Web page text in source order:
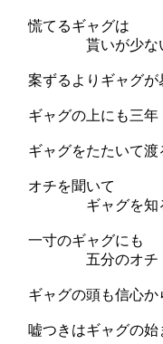
慌てるギャグは
貰いが少な
案ずるよりギャグが
ギャグの上にも三年
ギャグをたたいて渡
オチを聞いて
ギャグを知
一寸のギャグにも
五分のオチ
ギャグの頭も信心か
嘘つきはギャグの始